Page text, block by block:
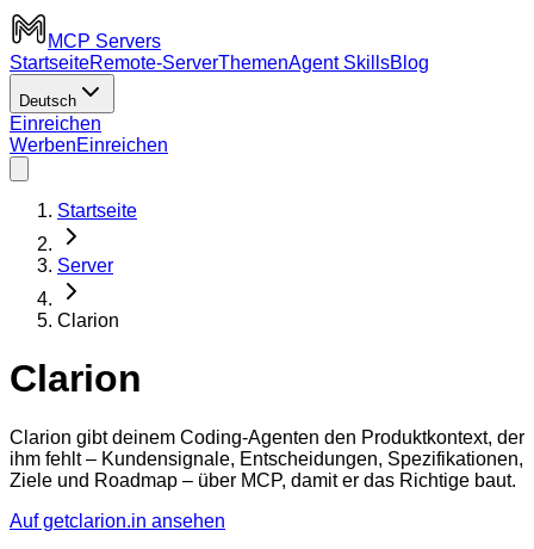
MCP Servers
StartseiteRemote-ServerThemenAgent SkillsBlog
Deutsch
Einreichen
WerbenEinreichen
Startseite
Server
Clarion
Clarion
Clarion gibt deinem Coding-Agenten den Produktkontext, der
ihm fehlt – Kundensignale, Entscheidungen, Spezifikationen,
Ziele und Roadmap – über MCP, damit er das Richtige baut.
Auf getclarion.in ansehen